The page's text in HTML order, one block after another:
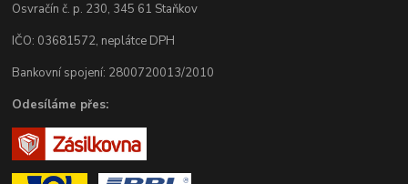
Osvračín č. p. 230, 345 61 Staňkov
IČO: 03681572, neplátce DPH
Bankovní spojení: 2800720013/2010
Odesíláme přes: